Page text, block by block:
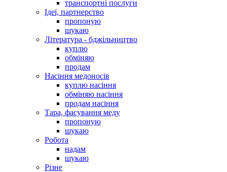
транспортні послуги
Ідеї, партнерство
пропоную
шукаю
Література - бджільництво
куплю
обміняю
продам
Насіння медоносів
куплю насіння
обміняю насіння
продам насіння
Тара, фасування меду
пропоную
шукаю
Робота
надам
шукаю
Різне